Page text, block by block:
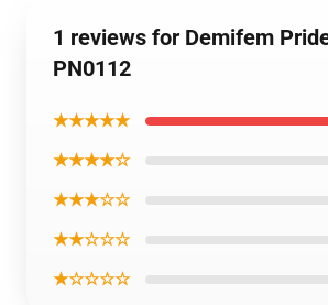
1 reviews for Demifem
PN0112
★★★★★
★★★★☆
★★★☆☆
★★☆☆☆
★☆☆☆☆